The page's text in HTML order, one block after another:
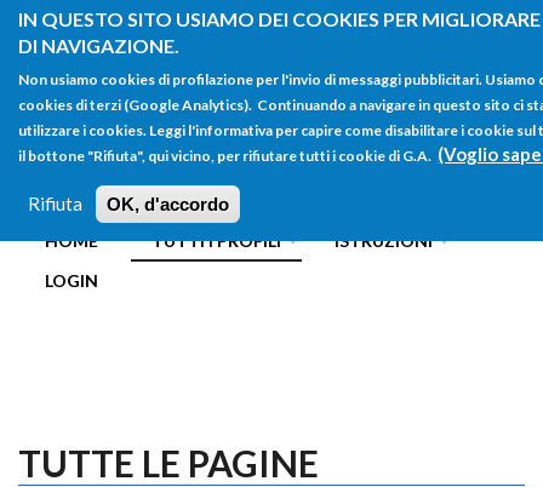
IN QUESTO SITO USIAMO DEI COOKIES PER
DI NAVIGAZIONE.
Non usiamo cookies di profilazione per l'invio di messaggi pubblicitari. Usiamo
cookies di terzi (Google Analytics). Continuando a navigare in questo sito ci
utilizzare i cookies. Leggi l'informativa per capire come disabilitare i cookie
il bottone "Rifiuta", qui vicino, per rifiutare tutti i cookie di G.A. (Voglio
Rifiuta OK, d'accordo
Salta al contenuto principale
FORM
DI
RICERCA
Main menu
HOME TUTTI I PROFILI
ISTRUZIONI
LOGIN
TUTTE LE PAGINE